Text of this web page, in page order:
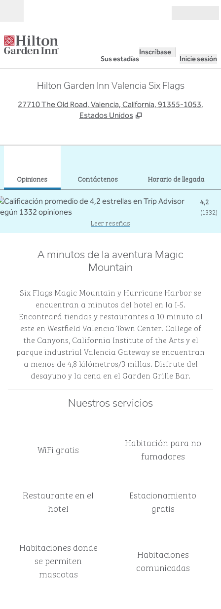
Sus estadías
Inscríbase
Inicie sesión
Hilton Garden Inn Valencia Six Flags
27710 The Old Road, Valencia, California, 91355-1053,
Estados Unidos
Opiniones Contáctenos Horario de llegada
4,2
(1332)
Leer reseñas
A minutos de la aventura Magic
Mountain
Six Flags Magic Mountain y Hurricane Harbor se
encuentran a minutos del hotel en la I-5.
Encontrará tiendas y restaurantes a 10 minuto al
este en Westfield Valencia Town Center. College of
the Canyons, California Institute of the Arts y el
parque industrial Valencia Gateway se encuentran
a menos de 4,8 kilómetros/3 millas. Disfrute del
desayuno y la cena en el Garden Grille Bar.
Nuestros servicios
WiFi gratis
Habitación para no
fumadores
Restaurante en el
hotel
Estacionamiento
gratis
Habitaciones donde
se permiten
mascotas
Habitaciones
comunicadas